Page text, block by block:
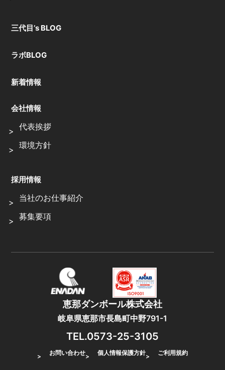
三代目’s BLOG
ラボBLOG
新着情報
会社情報
代表挨拶
環境方針
採用情報
当社のお仕事紹介
募集要項
恵那ダンボール株式会社
岐阜県恵那市長島町中野791-1
TEL.0573-25-3105
お問い合わせ 個人情報保護方針 ご利用規約